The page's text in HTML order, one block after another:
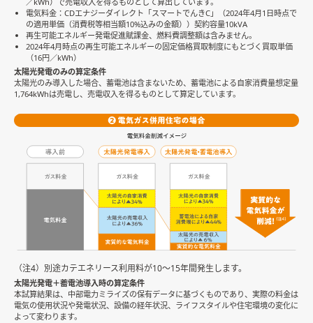
電気料金：CDエナジーダイレクト「スマートでんきC」（2024年4月1日時点で
の適用単価（消費税等相当額10%込みの金額））契約容量10kVA
再生可能エネルギー発電促進賦課金、燃料費調整額は含みません。
2024年4月時点の再生可能エネルギーの固定価格買取制度にもとづく買取単価
（16円／kWh）
太陽光発電のみの算定条件
太陽光のみ導入した場合、蓄電池は含まないため、蓄電池による自家消費量想定量
1,764kWhは売電し、売電収入を得るものとして算定しています。
（注4）別途カテエネリース利用料が10〜15年間発生します。
太陽光発電＋蓄電池導入時の算定条件
本試算結果は、中部電力ミライズの保有データに基づくものであり、実際の料金は
電気の使用状況や発電状況、設備の経年状況、ライフスタイルや住宅環境の変化に
よって変わります。